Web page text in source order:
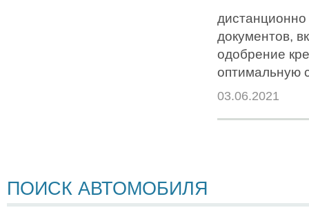
документов,
одобрение
оптимальную
03.06.2021
ПОИСК АВТОМОБИЛЯ